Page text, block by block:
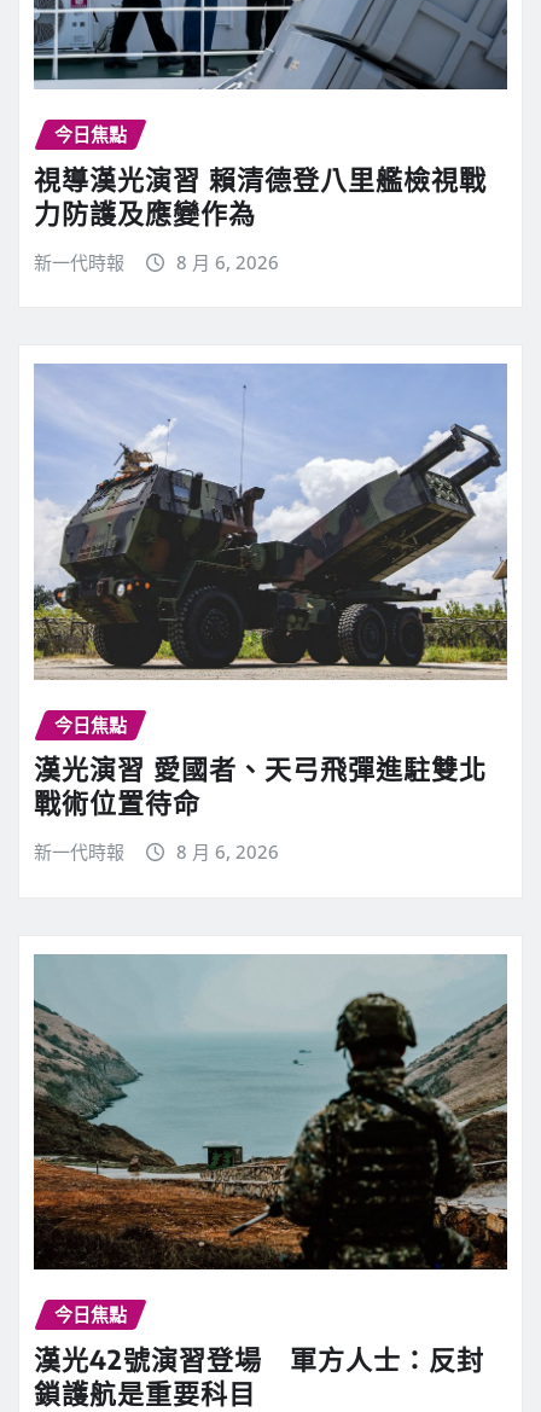
今日焦點
視導漢光演習 賴清德登八里艦檢視戰
力防護及應變作為
新一代時報 8 月 6, 2026
今日焦點
漢光演習 愛國者、天弓飛彈進駐雙北
戰術位置待命
新一代時報 8 月 6, 2026
今日焦點
漢光42號演習登場 軍方人士：反封
鎖護航是重要科目